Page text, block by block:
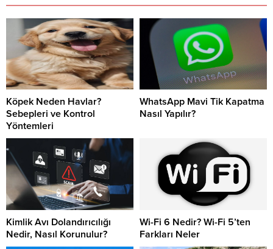
Köpek Neden Havlar?
Sebepleri ve Kontrol
Yöntemleri
WhatsApp Mavi Tik Kapatma
Nasıl Yapılır?
Kimlik Avı Dolandırıcılığı
Nedir, Nasıl Korunulur?
Wi-Fi 6 Nedir? Wi-Fi 5’ten
Farkları Neler